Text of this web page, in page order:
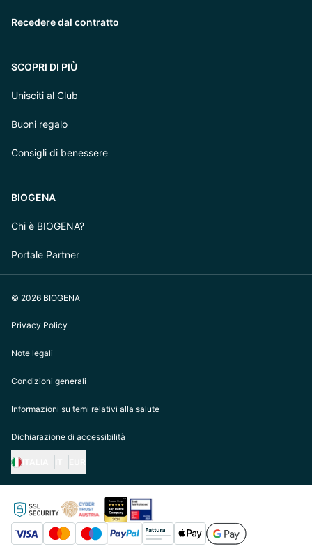
Recedere dal contratto
SCOPRI DI PIÙ
Unisciti al Club
Buoni regalo
Consigli di benessere
BIOGENA
Chi è BIOGENA?
Portale Partner
© 2026 BIOGENA
Privacy Policy
Note legali
Condizioni generali
Informazioni su temi relativi alla salute
Dichiarazione di accessibilità
https://biogena.com/de-at
https://biogena.com/de-de
https://biogena.com/de-ch
https://biogena.com/it-it